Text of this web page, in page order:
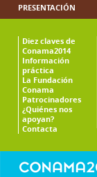
PRESENTACIÓN
Diez claves de
Conama2014
Información
práctica
La Fundación
Conama
Patrocinadores
¿Quiénes nos
apoyan?
Contacta